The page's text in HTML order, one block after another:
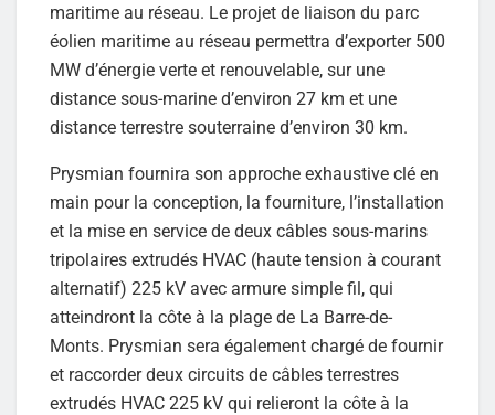
maritime au réseau. Le projet de liaison du parc
éolien maritime au réseau permettra d’exporter 500
MW d’énergie verte et renouvelable, sur une
distance sous-marine d’environ 27 km et une
distance terrestre souterraine d’environ 30 km.
Prysmian fournira son approche exhaustive clé en
main pour la conception, la fourniture, l’installation
et la mise en service de deux câbles sous-marins
tripolaires extrudés HVAC (haute tension à courant
alternatif) 225 kV avec armure simple fil, qui
atteindront la côte à la plage de La Barre-de-
Monts. Prysmian sera également chargé de fournir
et raccorder deux circuits de câbles terrestres
extrudés HVAC 225 kV qui relieront la côte à la